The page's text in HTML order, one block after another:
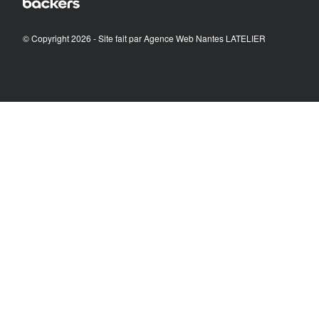
© Copyright 2026 - Site fait parAgence Web Nantes LATELIER